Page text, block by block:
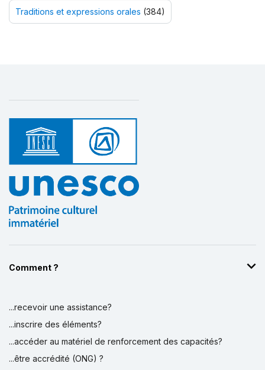
Traditions et expressions orales (384)
Comment ?
...recevoir une assistance?
...inscrire des éléments?
...accéder au matériel de renforcement des capacités?
...être accrédité (ONG) ?